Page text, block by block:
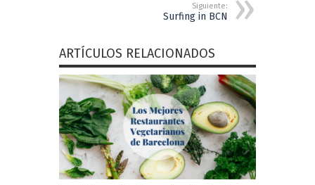
Siguiente:
Surfing in BCN
ARTÍCULOS RELACIONADOS